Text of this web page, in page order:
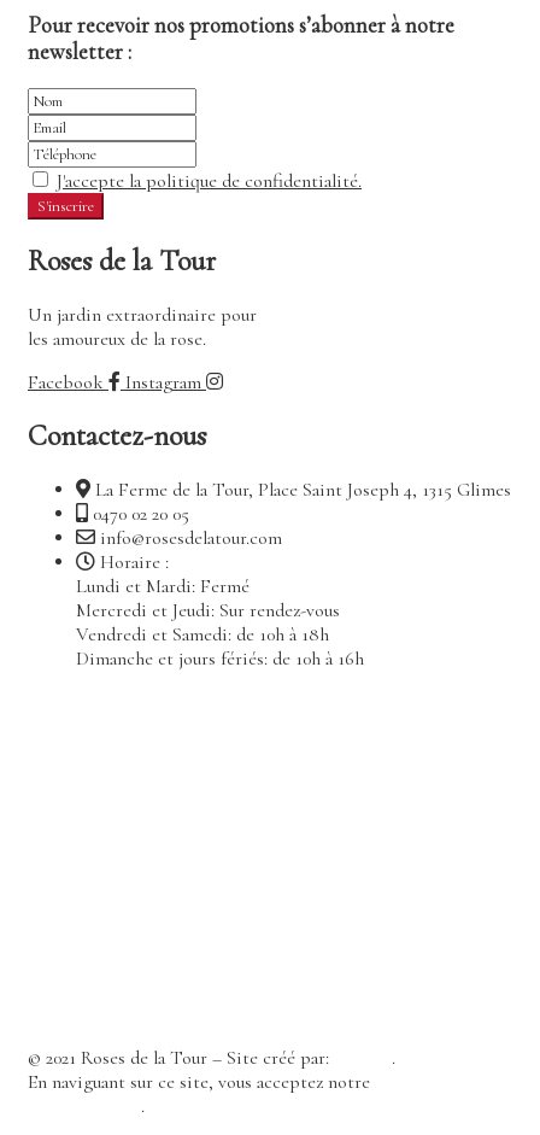
Pour recevoir nos promotions s’abonner à notre
newsletter :
J'accepte la politique de confidentialité.
Roses de la Tour
Un jardin extraordinaire pour
les amoureux de la rose.
Facebook
Instagram
Contactez-nous
La Ferme de la Tour, Place Saint Joseph 4, 1315 Glimes
0470 02 20 05
info@rosesdelatour.com
Horaire :
Lundi et Mardi: Fermé
Mercredi et Jeudi: Sur rendez-vous
Vendredi et Samedi: de 10h à 18h
Dimanche et jours fériés: de 10h à 16h
© 2021 Roses de la Tour – Site créé par:
.
En naviguant sur ce site, vous acceptez notre
.